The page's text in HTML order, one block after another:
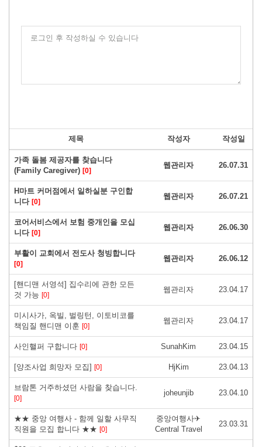
로그인 후 작성하실 수 있습니다
제목 작성자 작성일
가족 돌봄 제공자를 찾습니다
(Family Caregiver) [0]
웹관리자 26.07.31
H마트 커머점에서 일하실분 구인합
니다 [0]
웹관리자 26.07.21
코어서비스에서 보험 중개인을 모십
니다 [0]
웹관리자 26.06.30
부활이 교회에서 전도사 청빙합니다
[0]
웹관리자 26.06.12
[핸디맨 서영석] 집수리에 관한 모든
것 가능 [0]
웹관리자 23.04.17
미시사가, 옥빌, 벌링턴, 이토비코를
책임질 핸디맨 이훈 [0]
웹관리자 23.04.17
사인핼퍼 구합니다 [0] SunahKim 23.04.15
[양조사업 희망자 모집] [0] HjKim 23.04.13
브람톤 거주하셨던 사람을 찾습니다.
[0]
joheunjib 23.04.10
★★ 중앙 여행사 - 함께 일할 사무직
직원을 모집 합니다 ★★ [0]
중앙여행사✈
Central Travel
23.03.31